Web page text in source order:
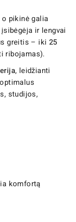
o pikinė galia
ir lengvai
greitis – iki 25
ribojamas).
, leidžianti
studijos,
komfortą